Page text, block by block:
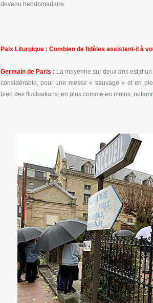
devenu hebdomadaire.
Paix Liturgique : Combien de fidèles assistent-il à
Germain de Paris : La moyenne sur deux ans est
considérable, pour une messe « sauvage » et en
bien des fluctuations, en plus comme en moins,